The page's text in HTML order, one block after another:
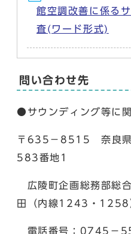
館空調改善に係る
査(ワード形式)
問い合わせ先
●サウンディング等に
〒635－8515 奈良県
583番地1
広陵町企画総務部総
田（内線1243・1258
電話番号：0745－